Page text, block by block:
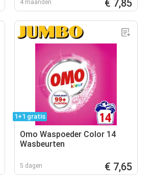
4 maanden € 7,85
1+1 gratis
Omo Waspoeder Color 14
Wasbeurten
5 dagen € 7,65